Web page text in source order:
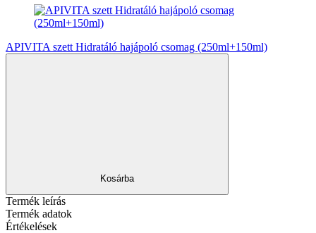
APIVITA szett Hidratáló hajápoló csomag (250ml+150ml)
Kosárba
Termék leírás
Termék adatok
Értékelések